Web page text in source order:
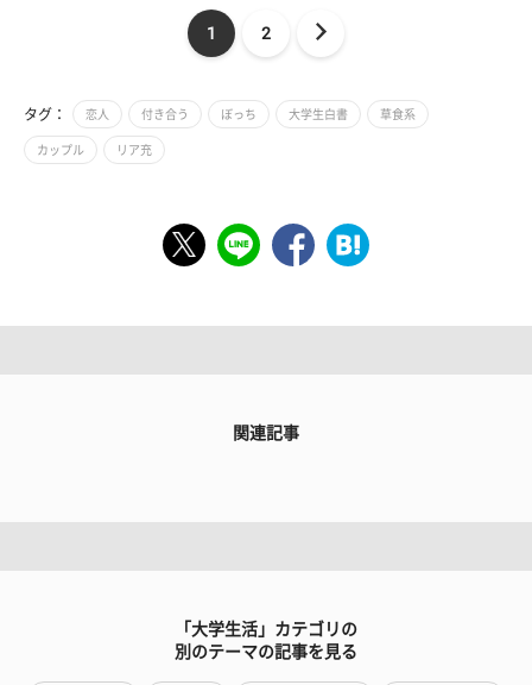
1 2
タグ： 恋人 付き合う ぼっち 大学生白書 草食系
カップル リア充
関連記事
「大学生活」カテゴリの
別のテーマの記事を見る